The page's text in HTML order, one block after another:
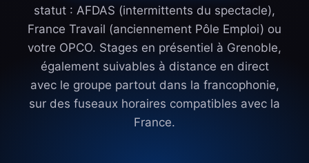
statut : AFDAS (intermittents du spectacle),
France Travail (anciennement Pôle Emploi) ou
votre OPCO. Stages en présentiel à Grenoble,
également suivables à distance en direct
avec le groupe partout dans la francophonie,
sur des fuseaux horaires compatibles avec la
France.